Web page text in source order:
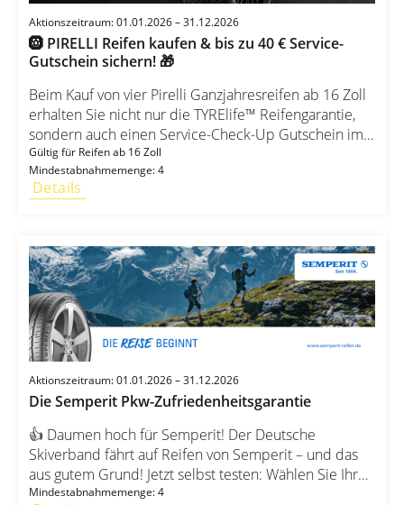
Aktionszeitraum: 01.01.2026 – 31.12.2026
🛞 PIRELLI Reifen kaufen & bis zu 40 € Service-
Gutschein sichern! 🎁
Beim Kauf von vier Pirelli Ganzjahresreifen ab 16 Zoll
erhalten Sie nicht nur die TYRElife™ Reifengarantie,
sondern auch einen Service-Check-Up Gutschein im
Wert von bis zu 40 € 🛠️💳 – wahlweise für Inspektion,
Ölwechsel oder Reifenservice. Sichern Sie sich Ihre
Reifen 🛞 und gleichzeitig ein Rundum-sorglos-Paket
Gültig für Reifen ab 16 Zoll
Mindestabnahmemenge: 4
Details
Aktionszeitraum: 01.01.2026 – 31.12.2026
Die Semperit Pkw-Zufriedenheitsgarantie
👍 Daumen hoch für Semperit! Der Deutsche
Skiverband fährt auf Reifen von Semperit – und das
aus gutem Grund! Jetzt selbst testen: Wählen Sie Ihren
Semperit-Reifensatz und fahren Sie 14 Tage völlig
Mindestabnahmemenge: 4